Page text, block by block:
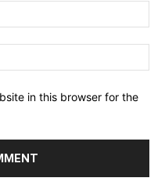
in this browser for the